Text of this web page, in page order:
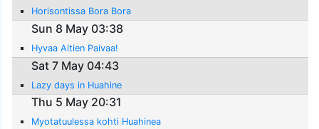
Horisontissa Bora Bora
Sun 8 May 03:38
Hyvaa Aitien Paivaa!
Sat 7 May 04:43
Lazy days in Huahine
Thu 5 May 20:31
Myotatuulessa kohti Huahinea